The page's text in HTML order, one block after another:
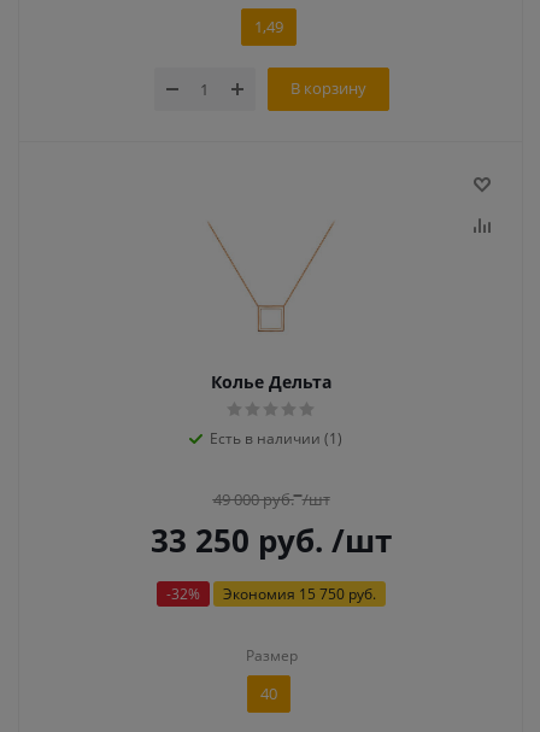
1,49
В корзину
Колье Дельта
Есть в наличии (1)
49 000руб. /шт
33 250 руб. /шт
-32% Экономия 15 750 руб.
Размер
40